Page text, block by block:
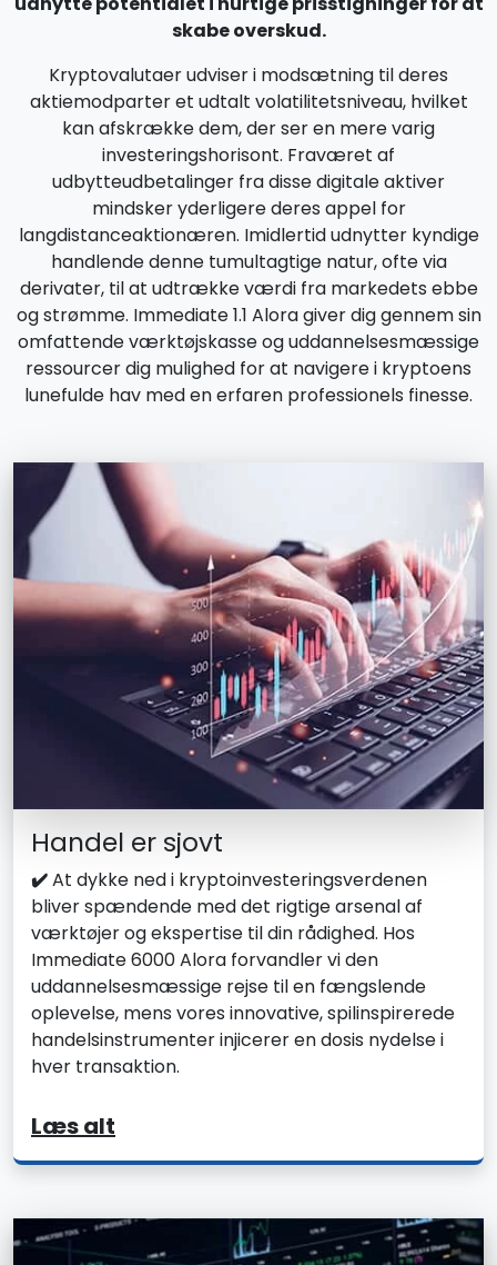
skabe overskud.
Kryptovalutaer udviser i modsætning til deres
aktiemodparter et udtalt volatilitetsniveau, hvilket
kan afskrække dem, der ser en mere varig
investeringshorisont. Fraværet af
udbytteudbetalinger fra disse digitale aktiver
mindsker yderligere deres appel for
langdistanceaktionæren. Imidlertid udnytter kyndige
handlende denne tumultagtige natur, ofte via
derivater, til at udtrække værdi fra markedets ebbe
og strømme. Immediate 1.1 Alora giver dig gennem sin
omfattende værktøjskasse og uddannelsesmæssige
ressourcer dig mulighed for at navigere i kryptoens
lunefulde hav med en erfaren professionels finesse.
Handel er sjovt
✔️At dykke ned i kryptoinvesteringsverdenen
bliver spændende med det rigtige arsenal af
værktøjer og ekspertise til din rådighed. Hos
Immediate 6000 Alora forvandler vi den
uddannelsesmæssige rejse til en fængslende
oplevelse, mens vores innovative, spilinspirerede
handelsinstrumenter injicerer en dosis nydelse i
hver transaktion.
Læs alt